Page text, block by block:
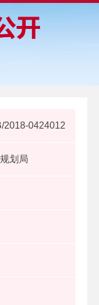
2018-0424012
划局